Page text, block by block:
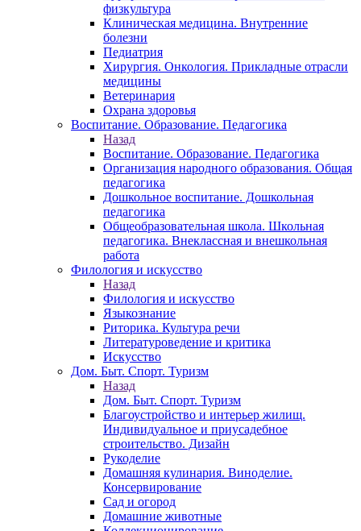
физкультура
Клиническая медицина. Внутренние
болезни
Педиатрия
Хирургия. Онкология. Прикладные отрасли
медицины
Ветеринария
Охрана здоровья
Воспитание. Образование. Педагогика
Назад
Воспитание. Образование. Педагогика
Организация народного образования. Общая
педагогика
Дошкольное воспитание. Дошкольная
педагогика
Общеобразовательная школа. Школьная
педагогика. Внеклассная и внешкольная
работа
Филология и искусство
Назад
Филология и искусство
Языкознание
Риторика. Культура речи
Литературоведение и критика
Искусство
Дом. Быт. Спорт. Туризм
Назад
Дом. Быт. Спорт. Туризм
Благоустройство и интерьер жилищ.
Индивидуальное и приусадебное
строительство. Дизайн
Рукоделие
Домашняя кулинария. Виноделие.
Консервирование
Сад и огород
Домашние животные